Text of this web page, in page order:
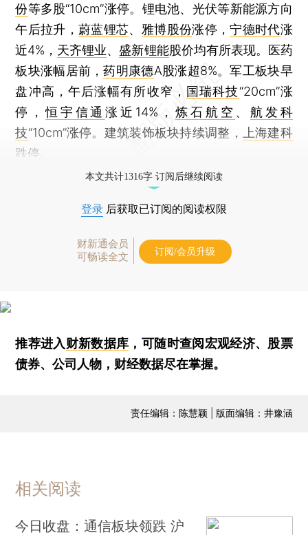
份等多股“10cm”涨停。锂电池、光伏等新能源方向
午后拉升，蔚蓝锂芯、 雅博股份涨停，宁德时代涨
近4%， 天齐锂业、盛新锂能股价均有所表现。医药
板块涨幅居前，药明康德A股涨超8%。军工板块早
盘冲高，午后涨幅有所收窄， 国瑞科技“20cm”涨
停，恒宇信通涨近14%，炼石航空 、航发科
技“10cm”涨停。建筑装饰板块持续调整，
上海建科
跌停。
本文共计1316字 订阅后继续阅读
登录 后获取已订阅的阅读权限
财新通会员
可畅读全文
订阅/会员升级
推荐进入财新数据库 ，可随时查阅宏观经济、股票
债券、公司人物，财经数据尽在掌握。
责任编辑：陈慧颖 | 版面编辑：井豫涵
相关阅读
今日收盘：通信板块领跌 沪